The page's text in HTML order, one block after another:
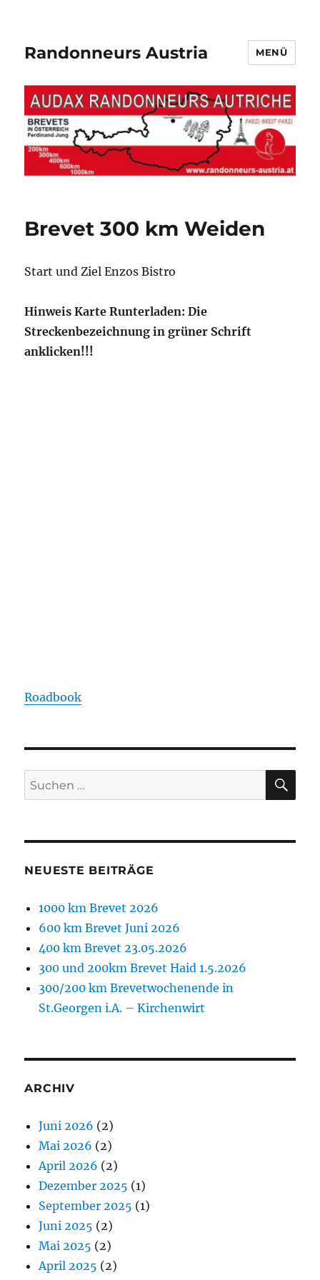
Randonneurs Austria MENÜ
Brevet 300 km Weiden
Start und Ziel Enzos Bistro
Hinweis Karte Runterladen: Die
Streckenbezeichnung in grüner Schrift
anklicken!!!
Roadbook
Suchen
nach:
NEUESTE BEITRÄGE
1000 km Brevet 2026
600 km Brevet Juni 2026
400 km Brevet 23.05.2026
300 und 200km Brevet Haid 1.5.2026
300/200 km Brevetwochenende in
St.Georgen i.A. – Kirchenwirt
ARCHIV
Juni 2026 (2)
Mai 2026 (2)
April 2026 (2)
Dezember 2025 (1)
September 2025 (1)
Juni 2025 (2)
Mai 2025 (2)
April 2025 (2)